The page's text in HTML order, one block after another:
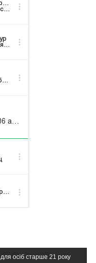
осіб старше 21 року